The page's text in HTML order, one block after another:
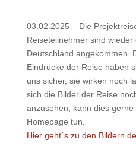
03.02.2025 – Die
Reiseteilnehmer sind wieder
Deutschland angekommen.
Eindrücke der Reise haben
uns sicher, sie wirken noch
sich die Bilder der Reise
anzusehen, kann dies
Homepage tun.
Hier geht´s zu den Bildern